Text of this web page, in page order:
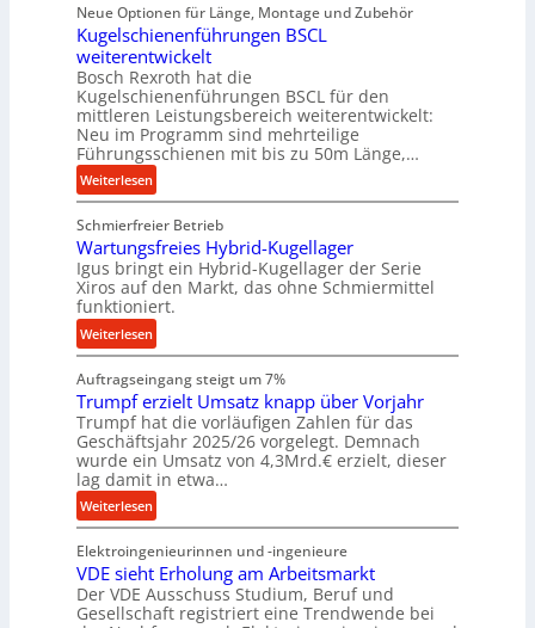
f
ü
r
r
a
u
e
U
m
g
e
b
u
n
g
e
n
i
g
i
t
a
e
r
W
e
r
k
z
e
g
k
r
e
i
s
l
a
u
f
Neue Optionen für Länge, Montage und Zubehör
Kugelschienenführungen BSCL
weiterentwickelt
Bosch Rexroth hat die
Kugelschienenführungen BSCL für den
mittleren Leistungsbereich weiterentwickelt:
Neu im Programm sind mehrteilige
Führungsschienen mit bis zu 50m Länge,…
Weiterlesen:
K
u
g
e
l
s
c
h
i
e
n
e
n
f
ü
u
n
Schmierfreier Betrieb
Wartungsfreies Hybrid-Kugellager
Igus bringt ein Hybrid-Kugellager der Serie
Xiros auf den Markt, das ohne Schmiermittel
funktioniert.
Weiterlesen:
W
a
r
t
u
n
g
s
r
e
i
Auftragseingang steigt um 7%
Trumpf erzielt Umsatz knapp über Vorjahr
Trumpf hat die vorläufigen Zahlen für das
Geschäftsjahr 2025/26 vorgelegt. Demnach
wurde ein Umsatz von 4,3Mrd.€ erzielt, dieser
lag damit in etwa…
Weiterlesen:
T
r
u
m
p
Elektroingenieurinnen und -ingenieure
VDE sieht Erholung am Arbeitsmarkt
Der VDE Ausschuss Studium, Beruf und
Gesellschaft registriert eine Trendwende bei